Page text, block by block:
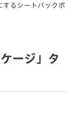
するシートバックボ
ージ」タ